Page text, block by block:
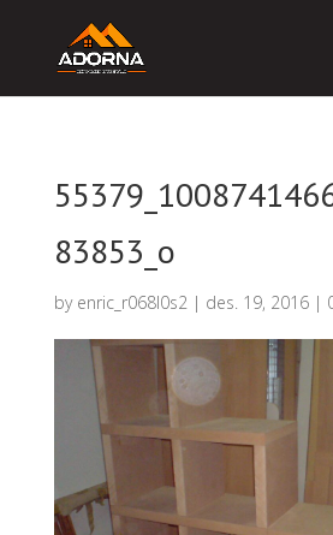
83853_o
by enric_r068l0s2| des. 19, 2016|